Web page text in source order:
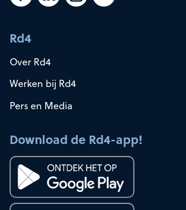
Rd4
Over Rd4
Werken bij Rd4
Pers en Media
Download de Rd4-app!